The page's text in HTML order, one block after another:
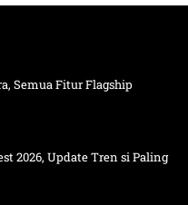
Semua Fitur Flagship
2026, Update Tren si Paling